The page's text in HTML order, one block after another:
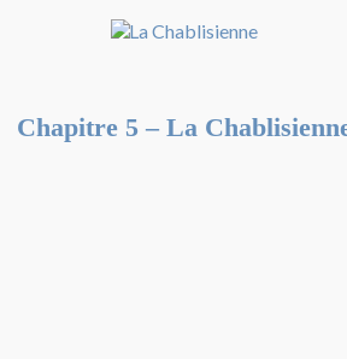
Chapitre 5 – La